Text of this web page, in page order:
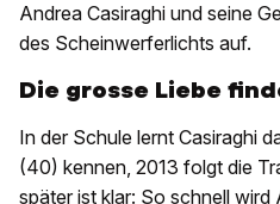
Andrea Casiraghi und seine
des Scheinwerferlichts auf.
Die grosse Liebe
In der Schule lernt Casiraghi
(40) kennen, 2013 folgt die
später ist klar: So schnell